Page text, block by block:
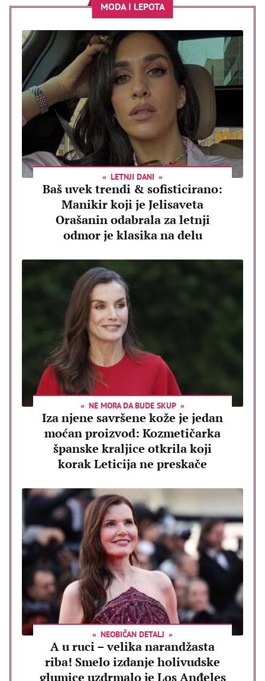
MODA I LEPOTA
LETNJI DANI
Baš uvek trendi & sofisticirano:
Manikir koji je Jelisaveta
Orašanin odabrala za letnji
odmor je klasika na delu
NE MORA DA BUDE SKUP
Iza njene savršene kože je jedan
moćan proizvod: Kozmetičarka
španske kraljice otkrila koji
korak Leticija ne preskače
NEOBIČAN DETALJ
A u ruci – velika narandžasta
riba! Smelo izdanje holivudske
glumice uzdrmalo je Los Anđeles